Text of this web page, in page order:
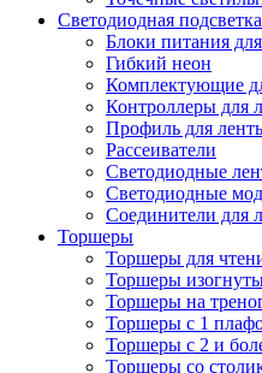
Светодиодная подсветка
Блоки питания
Гибкий неон
Комплектующие
Контроллеры для
Профиль для
Рассеиватели
Светодиодные
Светодиодные
Соединители для
Торшеры
Торшеры для
Торшеры
Торшеры на
Торшеры с 1
Торшеры с 2 и
Торшеры со